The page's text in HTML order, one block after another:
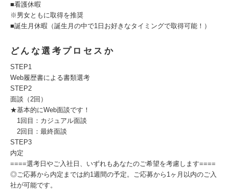
■看護休暇
※男女ともに取得を推奨
■誕生月休暇（誕生月の中で1日お好きなタイミングで取得可能！）
どんな選考プロセスか
STEP1
Web履歴書による書類選考
STEP2
面談（2回）
★基本的にWeb面談です！
1回目：カジュアル面談
2回目：最終面談
STEP3
内定
====選考日やご入社日、いずれもあなたのご希望を考慮します====
◎ご応募から内定までは約1週間の予定。ご応募から1ヶ月以内のご入
社が可能です。